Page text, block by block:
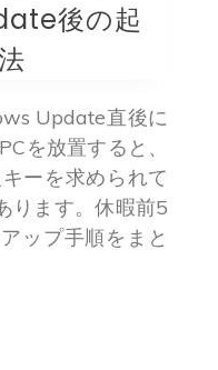
後の起
Update直後に
を放置すると、
ーを求められて
ります。休暇前5
ップ手順をまと